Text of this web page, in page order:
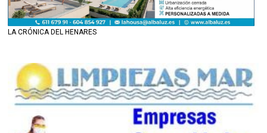
LA CRÓNICA DEL HENARES